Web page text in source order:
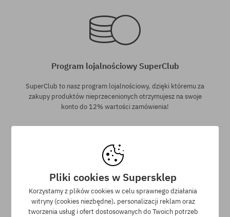
rozmiar uniwersalny
rozmiar uniwersalny
Program lojalnościowy SuperClub
SuperClub to nasz program lojalnościowy, dzięki któremu za
zakupy produktów nieprzecenionych otrzymujesz na swoje
konto do 12% wartości zamówienia!
Darmowa wysyłka od 350 zł
Pliki cookies w Supersklep
Korzystamy z plików cookies w celu sprawnego działania
witryny (cookies niezbędne), personalizacji reklam oraz
tworzenia usług i ofert dostosowanych do Twoich potrzeb